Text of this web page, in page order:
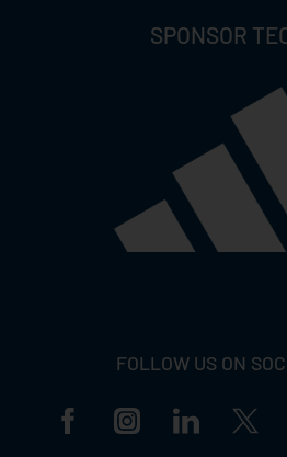
SPONSOR
FOLLOW US ON